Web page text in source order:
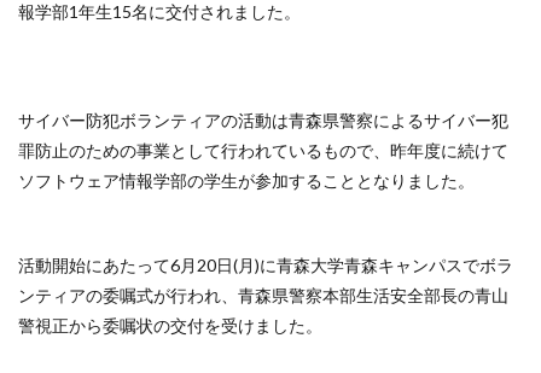
報学部1年生15名に交付されました。
サイバー防犯ボランティアの活動は青森県警察によるサイバー犯
罪防止のための事業として行われているもので、昨年度に続けて
ソフトウェア情報学部の学生が参加することとなりました。
活動開始にあたって6月20日(月)に青森大学青森キャンパスでボラ
ンティアの委嘱式が行われ、青森県警察本部生活安全部長の青山
警視正から委嘱状の交付を受けました。